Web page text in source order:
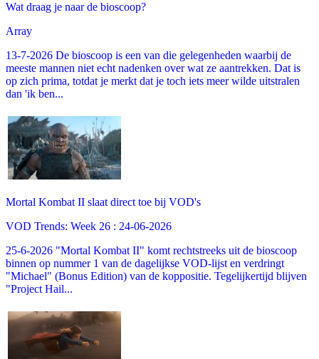
Wat draag je naar de bioscoop?
Array
13-7-2026 De bioscoop is een van die gelegenheden waarbij de
meeste mannen niet echt nadenken over wat ze aantrekken. Dat is
op zich prima, totdat je merkt dat je toch iets meer wilde uitstralen
dan 'ik ben...
Mortal Kombat II slaat direct toe bij VOD's
VOD Trends: Week 26 : 24-06-2026
25-6-2026 "Mortal Kombat II" komt rechtstreeks uit de bioscoop
binnen op nummer 1 van de dagelijkse VOD-lijst en verdringt
"Michael" (Bonus Edition) van de koppositie. Tegelijkertijd blijven
"Project Hail...